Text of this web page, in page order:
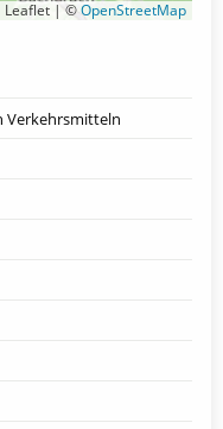
Leaflet | ©OpenStreetMap
Verkehrsmitteln